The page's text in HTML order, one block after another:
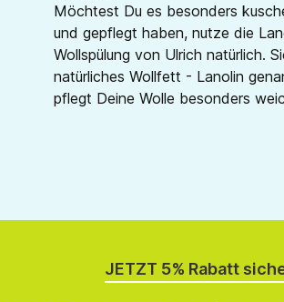
Möchtest Du es besonders
und gepflegt haben, nutze die
Wollspülung von Ulrich natürlich.
natürliches Wollfett - Lanolin
pflegt Deine Wolle besonders
JETZT 5% Rabatt